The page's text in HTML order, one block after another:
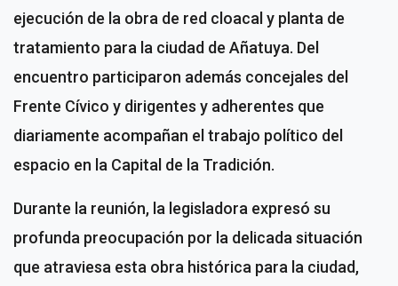
ejecución de la obra de red cloacal y planta de
tratamiento para la ciudad de Añatuya. Del
encuentro participaron además concejales del
Frente Cívico y dirigentes y adherentes que
diariamente acompañan el trabajo político del
espacio en la Capital de la Tradición.
Durante la reunión, la legisladora expresó su
profunda preocupación por la delicada situación
que atraviesa esta obra histórica para la ciudad,